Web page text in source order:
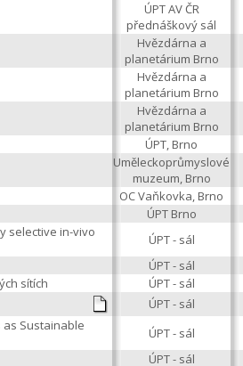
ÚPT AV ČR
přednáškový sál
Hvězdárna a
planetárium Brno
Hvězdárna a
planetárium Brno
Hvězdárna a
planetárium Brno
ÚPT, Brno
Uměleckoprůmyslové
muzeum, Brno
OC Vaňkovka, Brno
ÚPT Brno
selective in-vivo
ÚPT - sál
ÚPT - sál
sítích ÚPT - sál
ÚPT - sál
Sustainable
ÚPT - sál
ÚPT - sál